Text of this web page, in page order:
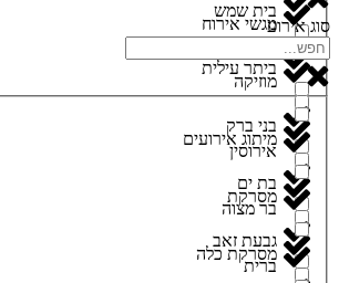
מגשי אירוח
מוזיקה
מיתוג אירועים
מסרקת
מסרקת כלה
בית שמש
ביתר עילית
בני ברק
בת ים
גבעת זאב
סוג אירוע
אירוסין
בר מצוה
ברית